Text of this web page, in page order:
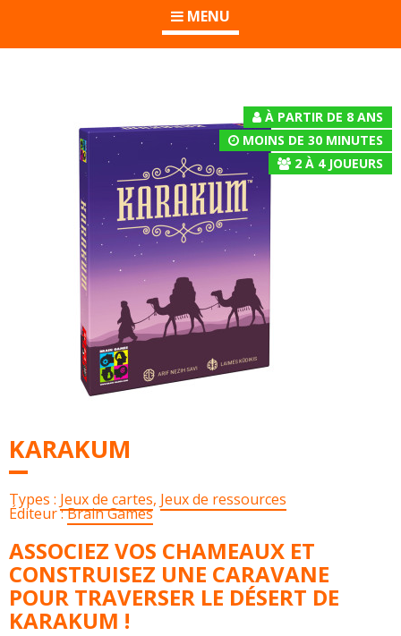
MENU
À PARTIR DE 8 ANS
MOINS DE 30 MINUTES
2 À 4JOUEURS
KARAKUM
Types : Jeux de cartes, Jeux de ressources
Éditeur :Brain Games
ASSOCIEZ VOS CHAMEAUX ET
CONSTRUISEZ UNE CARAVANE
POUR TRAVERSER LE DÉSERT DE
KARAKUM !